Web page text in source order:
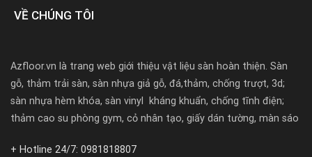
VỀ CHÚNG TÔI
Azfloor.vn là trang web giới thiệu vật liệu sàn hoàn thiện. Sàn
gỗ, thảm trải sàn, sàn nhựa giả gỗ, đá,thảm, chống trượt, 3d;
sàn nhựa hèm khóa, sàn vinyl kháng khuẩn, chống tĩnh điện;
thảm cao su phòng gym, cỏ nhân tạo, giấy dán tường, màn sáo
+ Hotline 24/7: 0981818807